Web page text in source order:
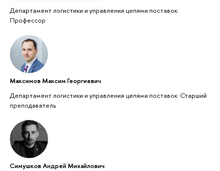
Департамент логистики и управления цепями поставок:
Профессор
Максимов Максим Георгиевич
Департамент логистики и управления цепями поставок: Старший
преподаватель
Симушков Андрей Михайлович